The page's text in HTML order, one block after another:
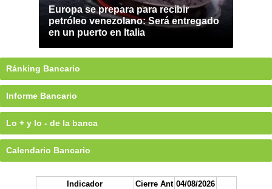
Europa se prepara para recibir
petróleo venezolano: Será entregado
en un puerto en Italia
Ránking Bancario
Informe Bancario
Lo + y lo - de la banca
Calendario Bancario
Indicador Cierre Ant 04/08/2026